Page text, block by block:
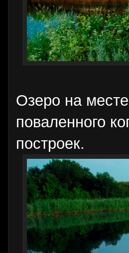
Озеро на
поваленного
построек.